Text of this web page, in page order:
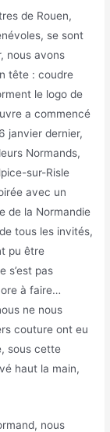
de Rouen,
se sont
nous avons
tête : coudre
le logo de
a commencé
janvier dernier,
Normands,
sur-Risle
avec un
de la Normandie
tous les invités,
pu être
s’est pas
à faire…
ne nous
couture ont eu
sous cette
haut la main,
nous